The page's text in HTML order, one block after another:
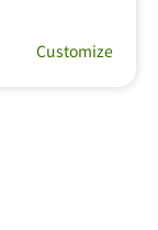
Customize